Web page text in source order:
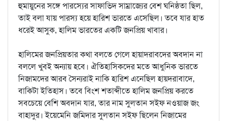
হুমায়ুনের সঙ্গে পারস্যের সাফাভিদ সাম্রাজ্যের বেশ ঘনিষ্ঠতা ছিল,
তাই বলা যায় পারস্য হয়ে হারিশ ভারতে এসেছিল। তবে যার হাত
ধরেই আসুক, হালিম ভারতের একটি জনপ্রিয় খাবার।
হালিমের জনপ্রিয়তার কথা বলতে গেলে হায়াদরাবদের অবদান না
বললে খুবই অন্যায় হবে। ঐতিহাসিকদের মতে আধুনিক ভারতে
নিজামদের আরব সৈন্যরাই নাকি হারিশ এনেছিল হায়দরাবাদে,
বাকিটা ইতিহাস। তবে বিংশ শতাব্দীতে হালিম জনপ্রিয় করতে
সবচেয়ে বেশি অবদান যার, তার নাম সুলতান সইফ নওয়াজ জং
বাহাদুর। ইয়েমেনি জমিদার সুলতান সইফ ছিলেন নিজামের